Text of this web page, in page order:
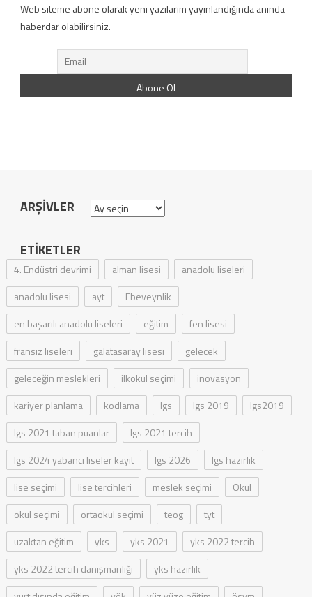
Web siteme abone olarak yeni yazılarım yayınlandığında anında
haberdar olabilirsiniz.
ARŞIVLER Arşivler
ETIKETLER
4. Endüstri devrimi alman lisesi
anadolu liseleri
anadolu lisesi
ayt
Ebeveynlik
en başarılı anadolu liseleri
eğitim
fen lisesi
fransız liseleri
galatasaray lisesi
gelecek
geleceğin meslekleri
ilkokul seçimi
inovasyon
kariyer planlama
kodlama lgs lgs 2019
lgs2019
lgs 2021 taban puanlar
lgs 2021 tercih
lgs 2024 yabancı liseler kayıt
lgs 2026
lgs hazırlık
lise seçimi
lise tercihleri meslek seçimi
Okul
okul seçimi
ortaokul seçimi teog
tyt
uzaktan eğitim
yks yks 2021
yks 2022 tercih
yks 2022 tercih danışmanlığı
yks hazırlık